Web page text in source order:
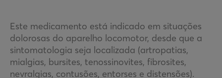
Este medicamento está indicado em situações
dolorosas do aparelho locomotor, desde que a
sintomatologia seja localizada (artropatias,
mialgias, bursites, tenossinovites, fibrosites,
nevralgias, contusões, entorses e distensões).